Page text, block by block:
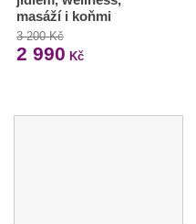
masáží i koňmi
3 200 Kč
2 990 Kč